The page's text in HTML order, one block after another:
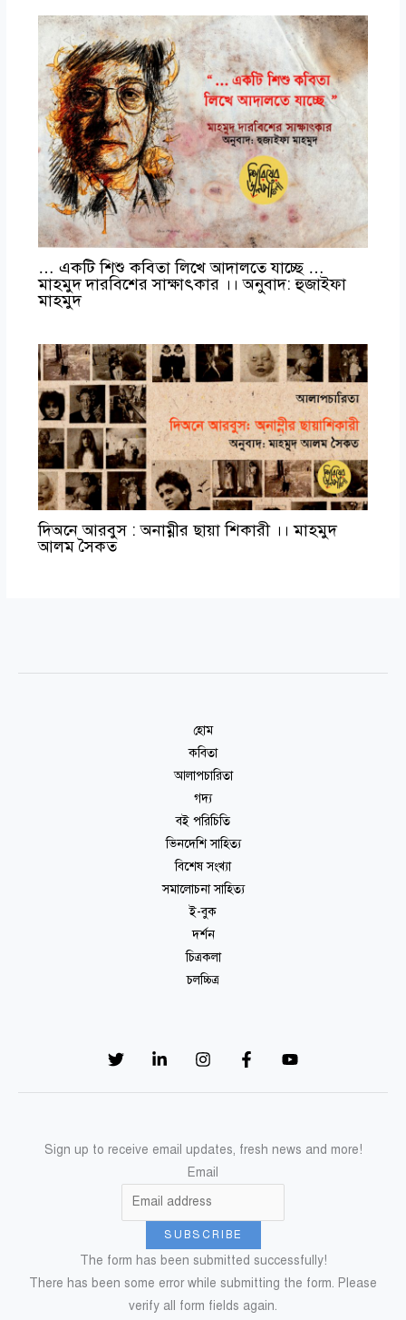
… একটি শিশু কবিতা লিখে আদালতে যাচ্ছে …
মাহমুদ দারবিশের সাক্ষাৎকার ।। অনুবাদ: হুজাইফা
মাহমুদ
দিঅনে আরবুস : অনাম্নীর ছায়া শিকারী ।। মাহমুদ
আলম সৈকত
হোম
কবিতা
আলাপচারিতা
গদ্য
বই পরিচিতি
ভিনদেশি সাহিত্য
বিশেষ সংখ্যা
সমালোচনা সাহিত্য
ই-বুক
দর্শন
চিত্রকলা
চলচ্চিত্র
Sign up to receive email updates, fresh news and more!
Email
SUBSCRIBE
The form has been submitted successfully!
There has been some error while submitting the form. Please
verify all form fields again.